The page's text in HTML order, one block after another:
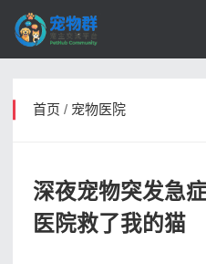
首页 / 宠物医院
深夜宠物突发急
医院救了我的猫